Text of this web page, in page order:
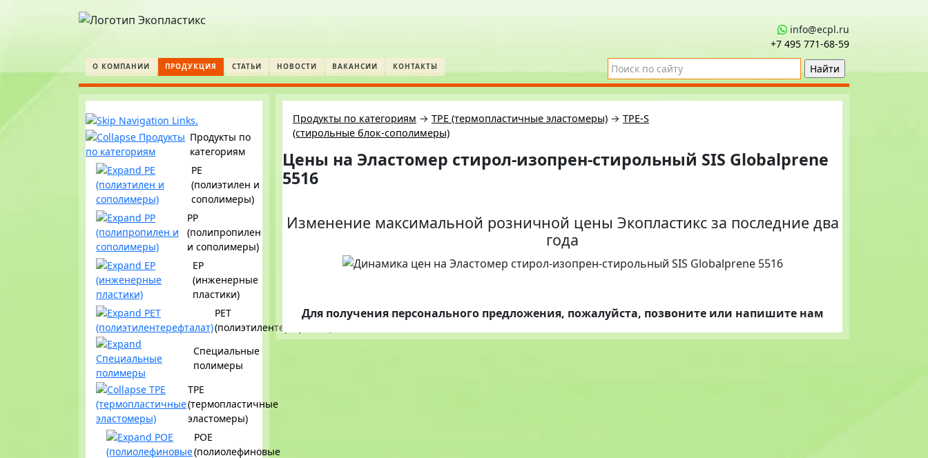
info@ecpl.ru
+7 495 771‑68-59
О КОМПАНИИ ПРОДУКЦИЯ СТАТЬИ НОВОСТИ ВАКАНСИИ КОНТАКТЫ
Продукты по
категориям
PE
(полиэтилен и
сополимеры)
PP
(полипропилен
и сополимеры)
EP
(инженерные
пластики)
PET
(полиэтилентерефталат)
Специальные
полимеры
TPE
(термопластичные
эластомеры)
POE
(полиолефиновые
Продукты по категориям → TPE (термопластичные эластомеры) → TPE-S
(стирольные блок-сополимеры)
Цены на Эластомер стирол-изопрен-стирольный SIS Globalprene
5516
Изменение максимальной розничной цены Экопластикс за последние два
года
Для получения персонального предложения, пожалуйста, позвоните или напишите нам